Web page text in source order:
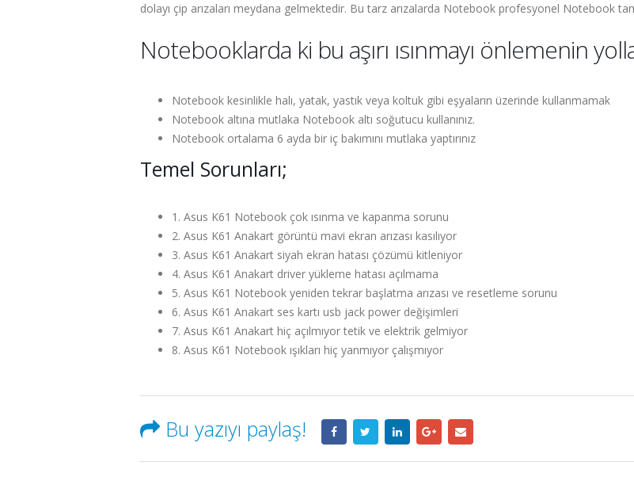
dolayı çip arızaları meydana gelmektedir. Bu tarz arızalarda Notebook profesyonel Notebook
Notebooklarda ki bu aşırı ısınmayı önlemenin
Notebook kesinlikle halı, yatak, yastık veya koltuk gibi eşyaların üzerinde kullanmamak
Notebook altına mutlaka Notebook altı soğutucu kullanınız.
Notebook ortalama 6 ayda bir iç bakımını mutlaka yaptırınız
Temel Sorunları;
1. Asus K61 Notebook çok ısınma ve kapanma sorunu
2. Asus K61 Anakart görüntü mavi ekran arızası kasılıyor
3. Asus K61 Anakart siyah ekran hatası çözümü kitleniyor
4. Asus K61 Anakart driver yükleme hatası açılmama
5. Asus K61 Notebook yeniden tekrar başlatma arızası ve resetleme sorunu
6. Asus K61 Anakart ses kartı usb jack power değişimleri
7. Asus K61 Anakart hiç açılmıyor tetik ve elektrik gelmiyor
8. Asus K61 Notebook ışıkları hiç yanmıyor çalışmıyor
Bu yazıyı paylaş!